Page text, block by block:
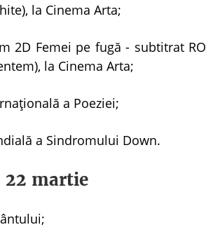
la Cinema Arta;
2D Femei pe fugă - subtitrat RO
la Cinema Arta;
a Poeziei;
a Sindromului Down.
22 martie